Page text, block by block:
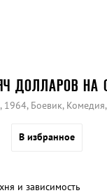
ДОЛЛАРОВ НА
1964, Боевик,
В избранное